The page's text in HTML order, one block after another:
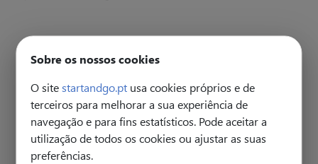
Sobre os nossos cookies
O sitestartandgo.pt usa cookies próprios e de
terceiros para melhorar a sua experiência de
navegação e para fins estatísticos. Pode aceitar a
utilização de todos os cookies ou ajustar as suas
preferências.
Artigos do autor
Criatividade: dar o salto para a mudança